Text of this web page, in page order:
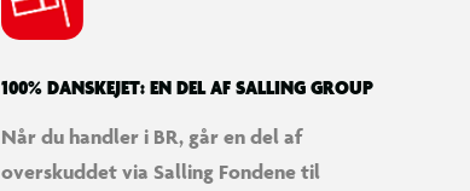
Saml æg ind
100% DANSKEJET: EN DEL AF SALLING GROUP
Når du handler i BR, går en del af
overskuddet via Salling Fondene til